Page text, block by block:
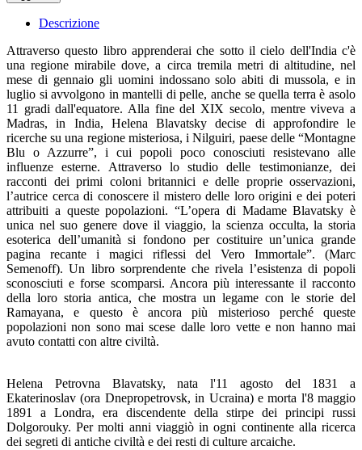
Descrizione
Attraverso questo libro apprenderai che sotto il cielo dell'India c'è
una regione mirabile dove, a circa tremila metri di altitudine, nel
mese di gennaio gli uomini indossano solo abiti di mussola, e in
luglio si avvolgono in mantelli di pelle, anche se quella terra è asolo
11 gradi dall'equatore. Alla fine del XIX secolo, mentre viveva a
Madras, in India, Helena Blavatsky decise di approfondire le
ricerche su una regione misteriosa, i Nilguiri, paese delle “Montagne
Blu o Azzurre”, i cui popoli poco conosciuti resistevano alle
influenze esterne. Attraverso lo studio delle testimonianze, dei
racconti dei primi coloni britannici e delle proprie osservazioni,
l’autrice cerca di conoscere il mistero delle loro origini e dei poteri
attribuiti a queste popolazioni. “L’opera di Madame Blavatsky è
unica nel suo genere dove il viaggio, la scienza occulta, la storia
esoterica dell’umanità si fondono per costituire un’unica grande
pagina recante i magici riflessi del Vero Immortale”. (Marc
Semenoff). Un libro sorprendente che rivela l’esistenza di popoli
sconosciuti e forse scomparsi. Ancora più interessante il racconto
della loro storia antica, che mostra un legame con le storie del
Ramayana, e questo è ancora più misterioso perché queste
popolazioni non sono mai scese dalle loro vette e non hanno mai
avuto contatti con altre civiltà.
Helena Petrovna Blavatsky, nata l'11 agosto del 1831 a
Ekaterinoslav (ora Dnepropetrovsk, in Ucraina) e morta l'8 maggio
1891 a Londra, era discendente della stirpe dei principi russi
Dolgorouky. Per molti anni viaggiò in ogni continente alla ricerca
dei segreti di antiche civiltà e dei resti di culture arcaiche.